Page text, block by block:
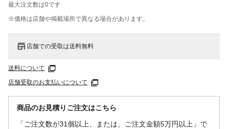
最大注文数は0です
※価格は​店舗や​掲載場所で​異なる​場合が​あります。
店舗での受取は送料無料
送料について
店舗受取のお支払いについて
商品のお見積りご注文はこちら
「ご注文数が31個以上、または、ご注文金額5万円以上」で